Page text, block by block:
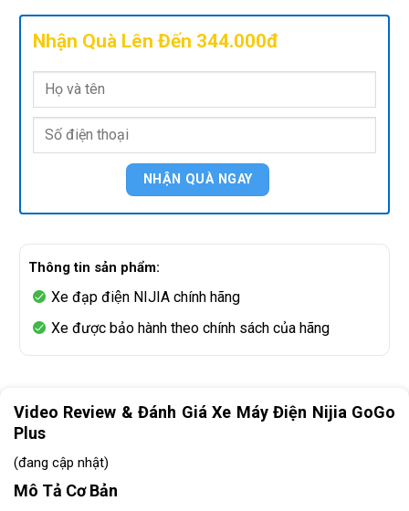
Nhận Quà Lên Đến 344.000đ
Thông tin sản phẩm:
Xe đạp điện NIJIA chính hãng
Xe được bảo hành theo chính sách của hãng
Video Review & Đánh Giá Xe Máy Điện Nijia GoGo
Plus
(đang cập nhật)
Mô Tả Cơ Bản